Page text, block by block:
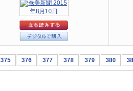
375 376 377 378 379 380